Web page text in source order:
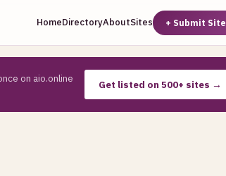
HomeDirectoryAboutSites + Submit Site
on aio.online
Get listed on 500+ sites →